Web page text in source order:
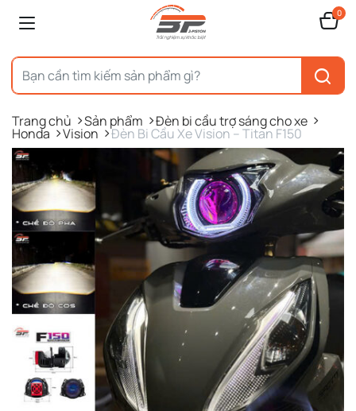
0
Trang chủ Sản phẩm Đèn bi cầu trợ sáng cho xe
Honda Vision Đèn Bi Cầu Xe Vision – Titan F150